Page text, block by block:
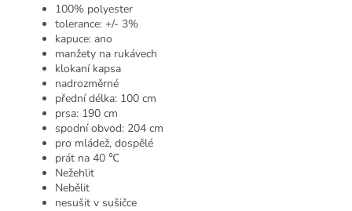
100% polyester
tolerance: +/- 3%
kapuce: ano
manžety na rukávech
klokaní kapsa
nadrozměrné
přední délka: 100 cm
prsa: 190 cm
spodní obvod: 204 cm
pro mládež, dospělé
prát na 40 ℃
Nežehlit
Nebělit
nesušit v sušičce